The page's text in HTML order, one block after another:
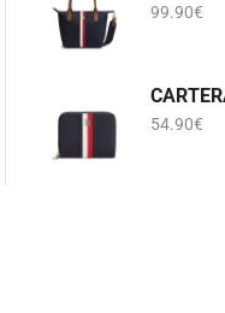
99.90€
54.90€